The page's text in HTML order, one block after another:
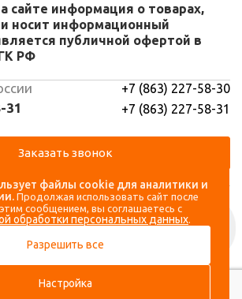
Аккаунт
Вход
Регистрация
сайте информация о товарах,
носит информационный
публичной офертой в
РФ
31
+7 (863) 227-58-30
+7 (863) 227-58-31
Заказать звонок
файлы cookie для аналитики и
Продолжая использовать сайт после
сообщением, вы соглашаетесь с
обработки персональных данных.
Разрешить все
Настройка